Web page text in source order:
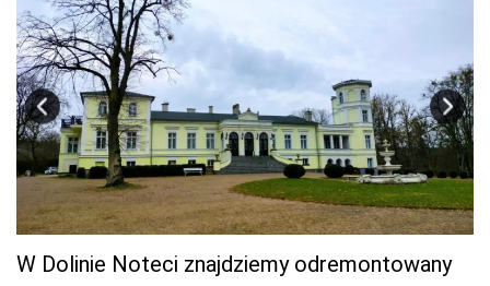
W Dolinie Noteci znajdziemy odremontowany